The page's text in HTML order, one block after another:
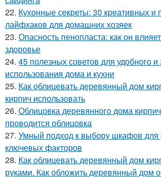
22. Кухонные секреты: 30 креативных и
лайфхаков для домашних хозяек
23. Опасность пенопласта: как он
здоровье
24. 45 полезных советов для удобного
использования дома и кухни
25. Как облицевать деревянный дом
кирпич использовать
26. Облицовка деревянного дома
проводится облицовка
27. Умный подход к выбору шкафов для
ключевых факторов
28. Как облицевать деревянный дом
руками. Как обложить деревянный дом